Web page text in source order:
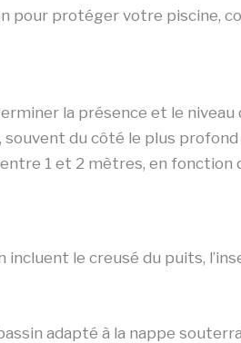
la présence et le
du côté le plus
1 et 2 mètres, en fonction
le creusé du puits,
adapté à la nappe